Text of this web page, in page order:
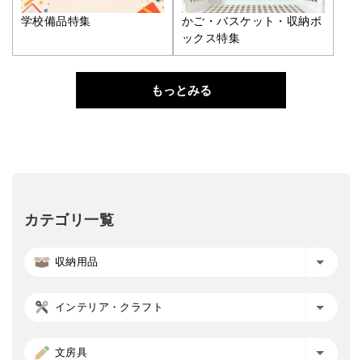
学校備品特集
かご・バスケット・収納ボ
ックス特集
もっとみる
カテゴリ一覧
収納用品
インテリア・クラフト
文房具